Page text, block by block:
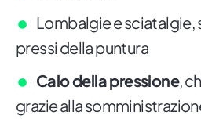
Lombalgie e
pressi della puntura
Calo della pressione,
grazie alla